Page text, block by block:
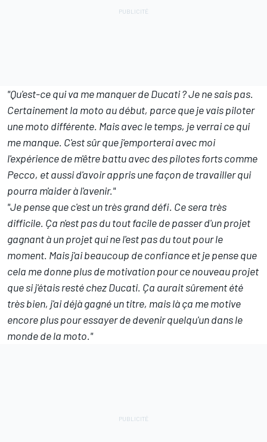
"Qu'est-ce qui va me manquer de Ducati ? Je ne sais pas.
Certainement la moto au début, parce que je vais piloter
une moto différente. Mais avec le temps, je verrai ce qui
me manque. C'est sûr que j'emporterai avec moi
l'expérience de m'être battu avec des pilotes forts comme
Pecco, et aussi d'avoir appris une façon de travailler qui
pourra m'aider à l'avenir."
"Je pense que c'est un très grand défi. Ce sera très
difficile. Ça n'est pas du tout facile de passer d'un projet
gagnant à un projet qui ne l'est pas du tout pour le
moment. Mais j'ai beaucoup de confiance et je pense que
cela me donne plus de motivation pour ce nouveau projet
que si j'étais resté chez Ducati. Ça aurait sûrement été
très bien, j'ai déjà gagné un titre, mais là ça me motive
encore plus pour essayer de devenir quelqu'un dans le
monde de la moto."